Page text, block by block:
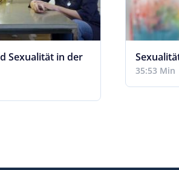
Sexualität in der
35:53 Min